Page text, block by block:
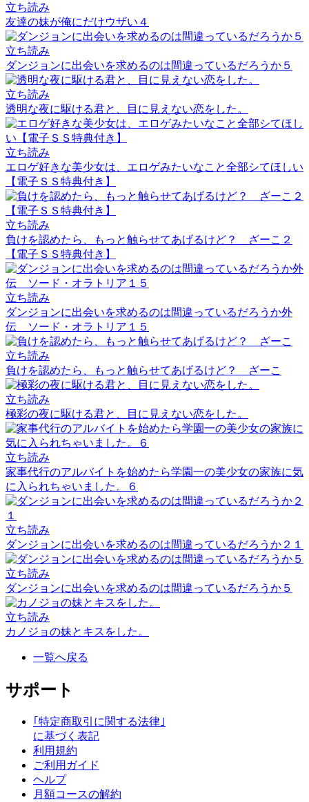
立ち読み
友達の妹が俺にだけウザい４
立ち読み
ダンジョンに出会いを求めるのは間違っているだろうか５
立ち読み
透明な夜に駆ける君と、目に見えない恋をした。
立ち読み
エロゲ好きな美少女は、エロゲみたいなこと全部シてほしい
【電子ＳＳ特典付き】
立ち読み
負けを認めたら、もっと触らせてあげるけど？ ざーこ２
【電子ＳＳ特典付き】
立ち読み
ダンジョンに出会いを求めるのは間違っているだろうか外
伝 ソード・オラトリア１５
立ち読み
負けを認めたら、もっと触らせてあげるけど？ ざーこ
立ち読み
極彩の夜に駆ける君と、目に見えない恋をした。
立ち読み
家事代行のアルバイトを始めたら学園一の美少女の家族に気
に入られちゃいました。６
立ち読み
ダンジョンに出会いを求めるのは間違っているだろうか２１
立ち読み
ダンジョンに出会いを求めるのは間違っているだろうか５
立ち読み
カノジョの妹とキスをした。
一覧へ戻る
サポート
｢特定商取引に関する法律｣
に基づく表記
利用規約
ご利用ガイド
ヘルプ
月額コースの解約